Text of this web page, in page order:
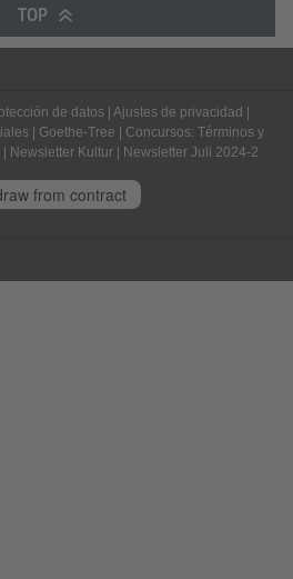
TOP
de datos Ajustes de privacidad
Goethe-Tree
Concursos: Términos y
Newsletter Kultur Newsletter Juli 2024-2
from contract